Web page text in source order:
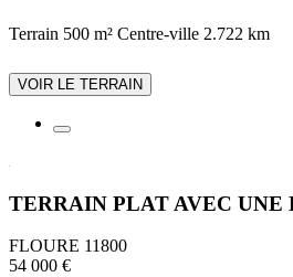
Terrain 500 m² Centre-ville 2.722 km
VOIR LE TERRAIN
TERRAIN PLAT AVEC UNE
FLOURE 11800
54 000 €